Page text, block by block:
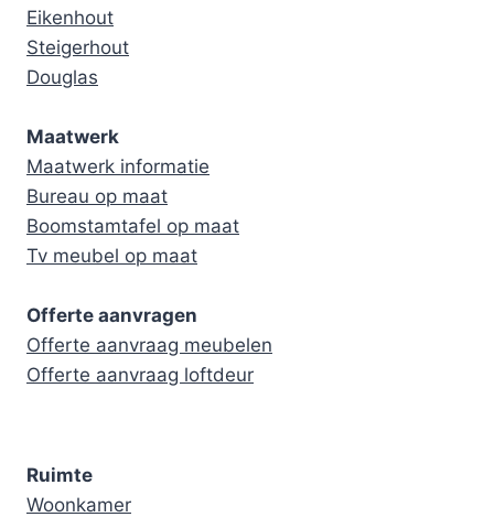
Eikenhout
Steigerhout
Douglas
Maatwerk
Maatwerk informatie
Bureau op maat
Boomstamtafel op maat
Tv meubel op maat
Offerte aanvragen
Offerte aanvraag meubelen
Offerte aanvraag loftdeur
Ruimte
Woonkamer